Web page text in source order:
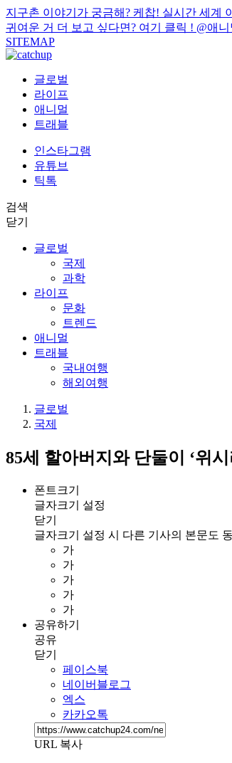
지구촌 이야기가 궁금해? 케찹! 실시간 세계
귀여운 거 더 보고 싶다면? 여기 클릭 ! @애
SITEMAP
글로벌
라이프
애니멀
트래블
인스타그램
유튜브
틱톡
검색
닫기
글로벌
국제
과학
라이프
문화
트렌드
애니멀
트래블
국내여행
해외여행
글로벌
국제
85세 할아버지와 단둘이 ‘위
폰트크기
글자크기 설정
닫기
글자크기 설정 시 다른 기사의 본문도
가
가
가
가
가
공유하기
공유
닫기
페이스북
네이버블로그
엑스
카카오톡
URL 복사